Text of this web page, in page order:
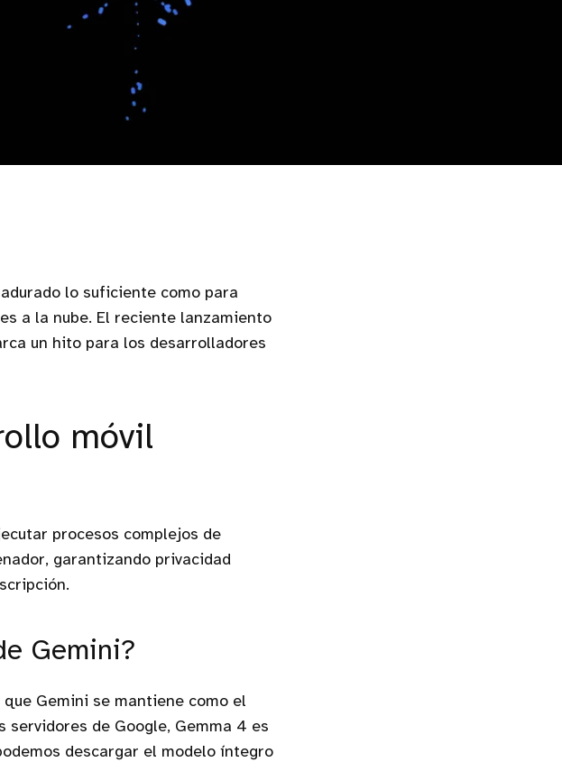
lo suficiente como para
a la nube. El reciente lanzamiento
un hito para los desarrolladores
móvil
procesos complejos de
garantizando privacidad
Gemini?
Gemini se mantiene como el
de Google, Gemma 4 es
descargar el modelo íntegro